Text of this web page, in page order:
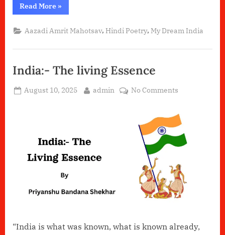
Read More“मन
तस्वीर”
»
Aazadi Amrit Mahotsav,Hindi Poetry,My Dream India
India:- The living Essence
Posted
August 10, 2025 By
admin No Commentson
The
living
Essence
“India is what was known, what is known already,